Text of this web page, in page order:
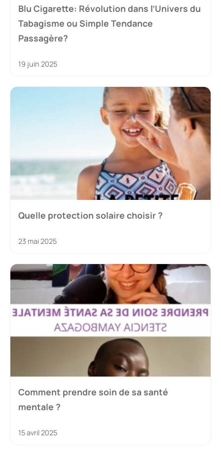
Blu Cigarette: Révolution dans l’Univers du
Tabagisme ou Simple Tendance
Passagère?
19 juin 2025
Quelle protection solaire choisir ?
23 mai 2025
Comment prendre soin de sa santé
mentale ?
15 avril 2025